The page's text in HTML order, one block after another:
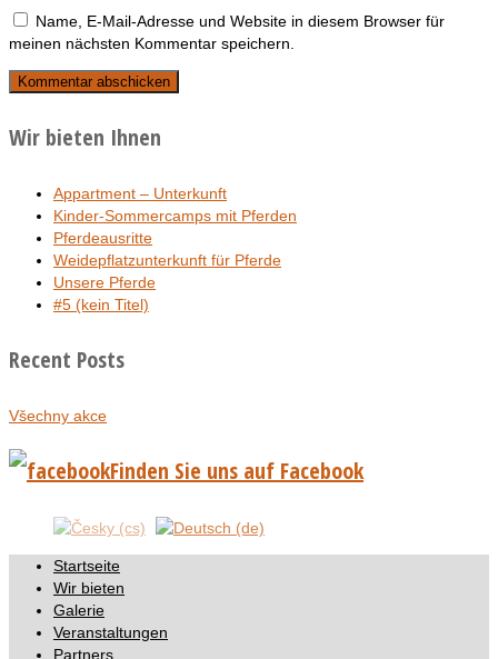
Name, E-Mail-Adresse und Website in diesem Browser für
meinen nächsten Kommentar speichern.
Wir bieten Ihnen
Appartment – Unterkunft
Kinder-Sommercamps mit Pferden
Pferdeausritte
Weidepflatzunterkunft für Pferde
Unsere Pferde
#5 (kein Titel)
Recent Posts
Všechny akce
Finden Sie uns auf Facebook
Startseite
Wir bieten
Galerie
Veranstaltungen
Partners